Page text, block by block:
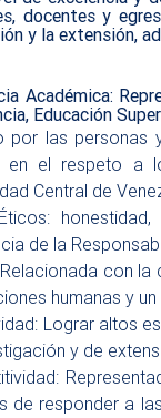
docentes y
y la extensión,
Académica:
Educación
por las personas
en el respeto a
Central de
de la
Relacionada con
humanas y
Lograr altos
y de
de responder a